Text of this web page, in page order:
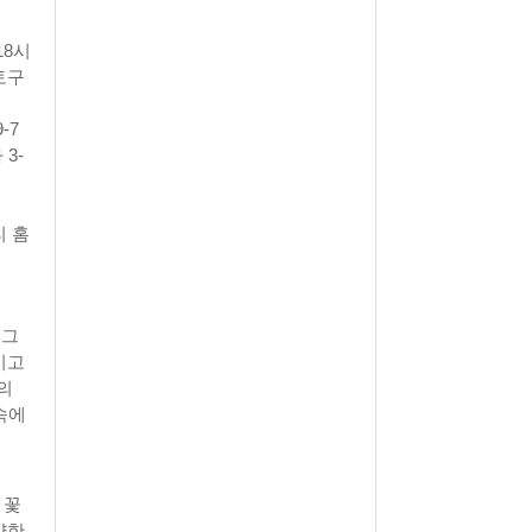
시
구
7
3-
홈
고
에